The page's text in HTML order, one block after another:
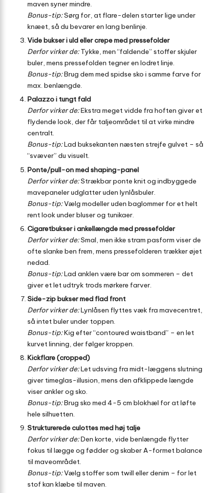
maven syner mindre.
Bonus-tip:Sørg for, at flare-delen starter lige under
knæet, så du bevarer en lang benlinje.
Vide bukser i uld eller crepe med pressefolder
Derfor virker de:Tykke, men “faldende” stoffer skjuler
buler, mens pressefolden tegner en lodret linje.
Bonus-tip:Brug dem med spidse sko i samme farve for
max. benlængde.
Palazzo i tungt fald
Derfor virker de:Ekstra meget vidde fra hoften giver et
flydende look, der får taljeområdet til at virke mindre
centralt.
Bonus-tip:Lad buksekanten næsten strejfe gulvet – så
“svæver” du visuelt.
Ponte/pull-on med shaping-panel
Derfor virker de:Strækbar ponte knit og indbyggede
mavepaneler udglatter uden lynlåsbuler.
Bonus-tip:Vælg modeller uden baglommer for et helt
rent look under bluser og tunikaer.
Cigaretbukser i ankellængde med pressefolder
Derfor virker de:Smal, men ikke stram pasform viser de
ofte slanke ben frem, mens pressefolderen trækker øjet
nedad.
Bonus-tip:Lad anklen være bar om sommeren – det
giver et let udtryk trods mørkere farver.
Side-zip bukser med flad front
Derfor virker de:Lynlåsen flyttes væk fra mavecentret,
så intet buler under toppen.
Bonus-tip:Kig efter “contoured waistband” – en let
kurvet linning, der følger kroppen.
Kickflare (cropped)
Derfor virker de:Let udsving fra midt-læggens slutning
giver timeglas-illusion, mens den afklippede længde
viser ankler og sko.
Bonus-tip:Brug sko med 4-5 cm blokhæl for at løfte
hele silhuetten.
Strukturerede culottes med høj talje
Derfor virker de:Den korte, vide benlængde flytter
fokus til lægge og fødder og skaber A-formet balance
til maveområdet.
Bonus-tip:Vælg stoffer som twill eller denim – for let
stof kan klæbe til maven.